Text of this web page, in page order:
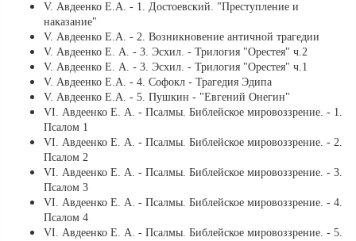
V. Авдеенко Е.А. - 1. Достоевский. "Преступление и
наказание"
V. Авдеенко Е.А. - 2. Возникновение античной трагедии
V. Авдеенко Е. А. - 3. Эсхил. - Трилогия "Орестея" ч.2
V. Авдеенко Е. А. - 3. Эсхил. - Трилогия "Орестея" ч.1
V. Авдеенко Е.А. - 4. Софокл - Трагедия Эдипа
V. Авдеенко Е.А. - 5. Пушкин - "Евгений Онегин"
VI. Авдеенко Е. А. - Псалмы. Библейское мировоззрение. - 1.
Псалом 1
VI. Авдеенко Е. А. - Псалмы. Библейское мировоззрение. - 2.
Псалом 2
VI. Авдеенко Е. А. - Псалмы. Библейское мировоззрение. - 3.
Псалом 3
VI. Авдеенко Е. А. - Псалмы. Библейское мировоззрение. - 4.
Псалом 4
VI. Авдеенко Е. А. - Псалмы. Библейское мировоззрение. - 5.